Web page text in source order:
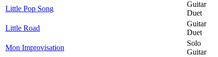
Little Pop Song
Guitar
Duet
Little Road
Guitar
Duet
Mon Improvisation
Solo
Guitar